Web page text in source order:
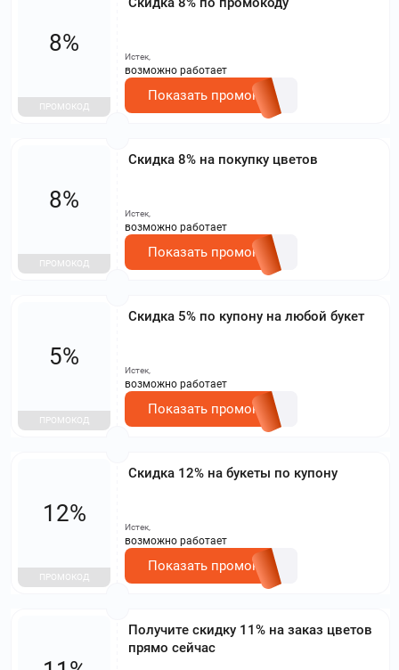
8%
ПРОМОКОД
Истек,
возможно работает
Показать промокод
Скидка 8% на покупку цветов
8%
ПРОМОКОД
Истек,
возможно работает
Показать промокод
Скидка 5% по купону на любой букет
5%
ПРОМОКОД
Истек,
возможно работает
Показать промокод
Скидка 12% на букеты по купону
12%
ПРОМОКОД
Истек,
возможно работает
Показать промокод
Получите скидку 11% на заказ цветов
прямо сейчас